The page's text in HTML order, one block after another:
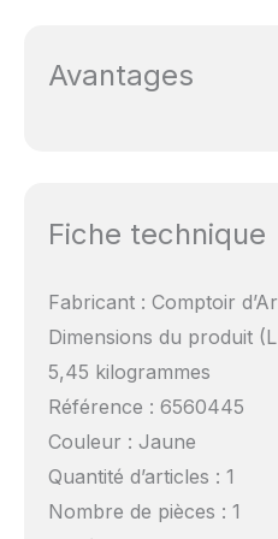
Avantages
Fiche technique
Fabricant : Comptoir
Dimensions du produit
5,45 kilogrammes
Référence : 6560445
Couleur : Jaune
Quantité d’articles : 1
Nombre de pièces : 1